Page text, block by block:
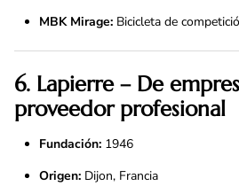
MBK Mirage: Bicicleta de
6. Lapierre – De
proveedor profesional
Fundación: 1946
Origen: Dijon, Francia